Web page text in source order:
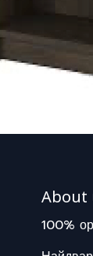
About
100%